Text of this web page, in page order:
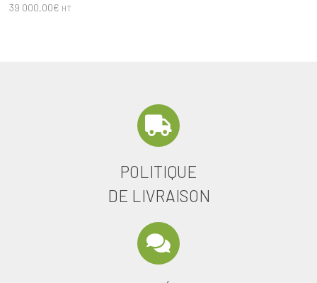
39 000,00€ HT
POLITIQUE
DE LIVRAISON